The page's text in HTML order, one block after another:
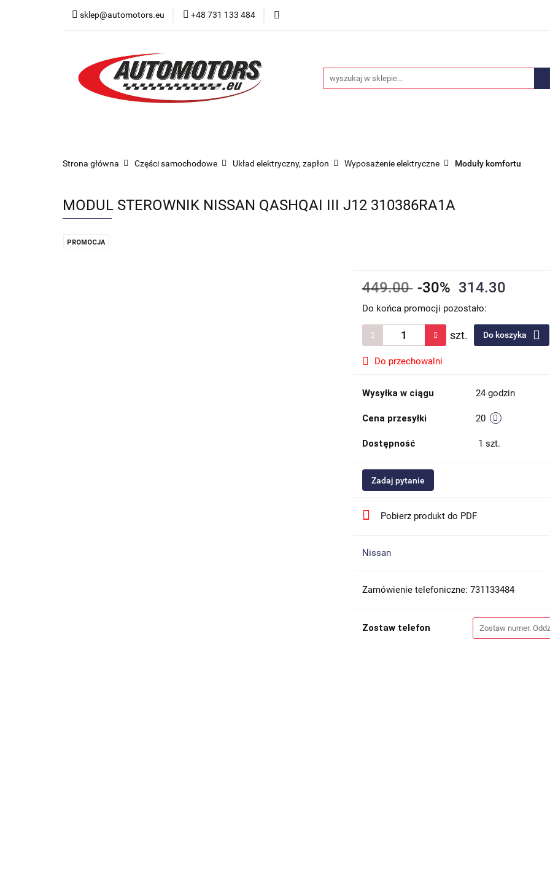
sklep@automotors.eu +48 731 133 484
Części samochodowe
Car audio Nowości
Strona główna Części samochodowe Układ elektryczny, zapłon Wyposażenie elektryczne Moduły komfortu
MODUL STEROWNIK NISSAN QASHQAI III J12 310386RA1A
PROMOCJA
449.00 -30% 314.30
Do końca promocji pozostało:
szt. Do koszyka
Do przechowalni
Wysyłka w ciągu 24 godzin
Cena przesyłki 20
Dostępność 1 szt.
Zadaj pytanie
Pobierz produkt do PDF
Nissan
Zamówienie telefoniczne: 731133484
Zostaw telefon